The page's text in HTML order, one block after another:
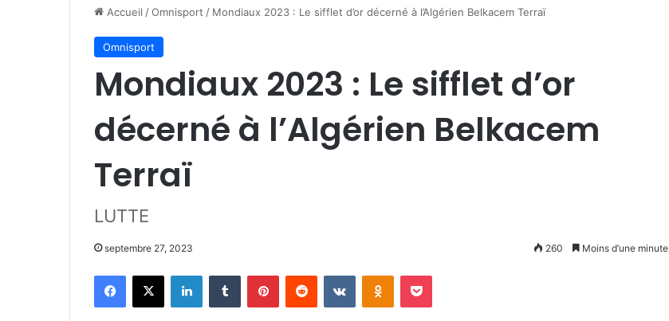
Accueil /Omnisport / Mondiaux 2023 : Le sifflet d’or décerné à l’Algérien Belkacem Terraï
Omnisport
Mondiaux 2023 : Le sifflet d’or
décerné à l’Algérien Belkacem
Terraï
LUTTE
septembre 27, 2023 260 Moins d’une minute
Facebook
X LinkedinTumblr PinterestReddit VKontakteOdnoklassniki
Pocket